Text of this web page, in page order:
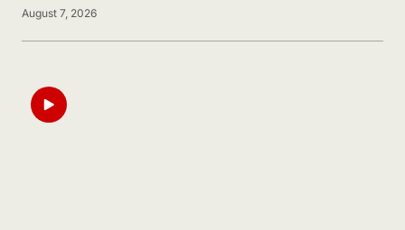
August 7, 2026